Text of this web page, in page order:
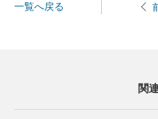
一覧へ戻る
関